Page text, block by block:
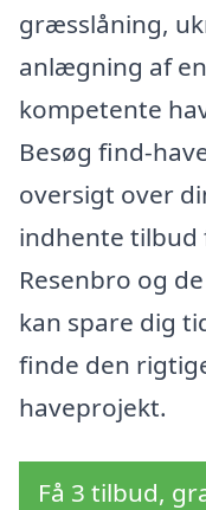
græsslåning,
anlægning af
kompetente
Besøg find-
oversigt over
indhente tilbud
Resenbro og
kan spare dig
finde den
haveprojekt.
Få 3 tilbud,